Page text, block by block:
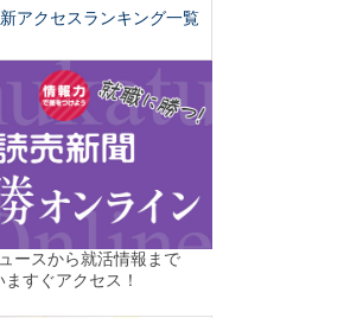
アクセスランキング一覧
ースから就活情報まで
ますぐアクセス！